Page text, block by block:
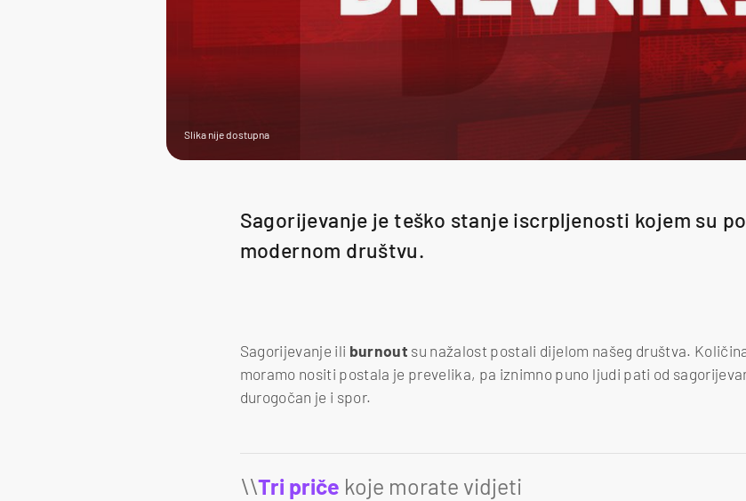
Slika nije dostupna
Sagorijevanje je teško stanje iscrpljenosti kojem su
modernom društvu.
Sagorijevanje ili burnout su nažalost postali dijelom našeg društva.
moramo nositi postala je prevelika, pa iznimno puno ljudi pati od
durogočan je i spor.
\\Tri priče koje morate vidjeti